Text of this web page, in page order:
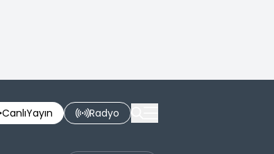
CanlıYayın Radyo